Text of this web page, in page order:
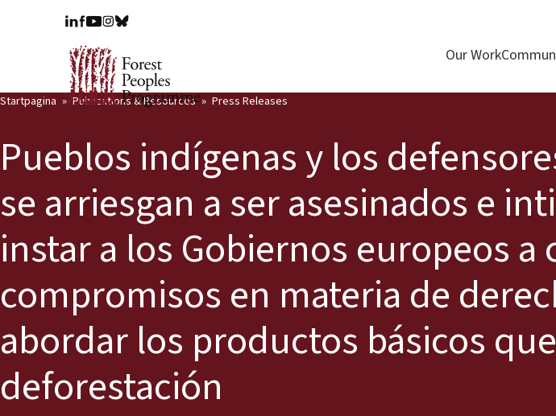
Our Work
Startpagina Publications & Resources Press Releases
Pueblos indígenas y los
se arriesgan a ser asesinados e
instar a los Gobiernos europeos a
compromisos en materia de
abordar los productos básicos
deforestación